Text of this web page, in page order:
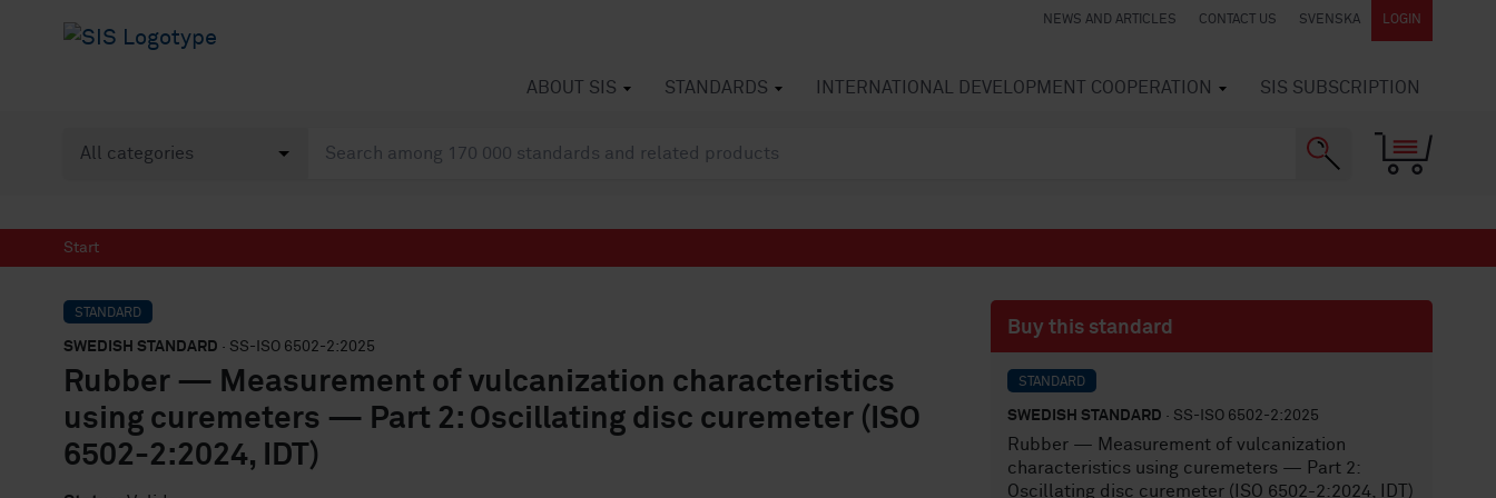
NEWS AND ARTICLES CONTACT US SVENSKA LOGIN
ABOUT SIS STANDARDS INTERNATIONAL DEVELOPMENT COOPERATION SIS SUBSCRIPTION
Start
STANDARD
SWEDISH STANDARD · SS-ISO 6502-2:2025
Rubber — Measurement of vulcanization characteristics
using curemeters — Part 2: Oscillating disc curemeter (ISO
6502-2:2024, IDT)
Buy this standard
STANDARD
SWEDISH STANDARD · SS-ISO 6502-2:2025
Rubber — Measurement of vulcanization
characteristics using curemeters — Part 2:
Oscillating disc curemeter (ISO 6502-2:2024, IDT)